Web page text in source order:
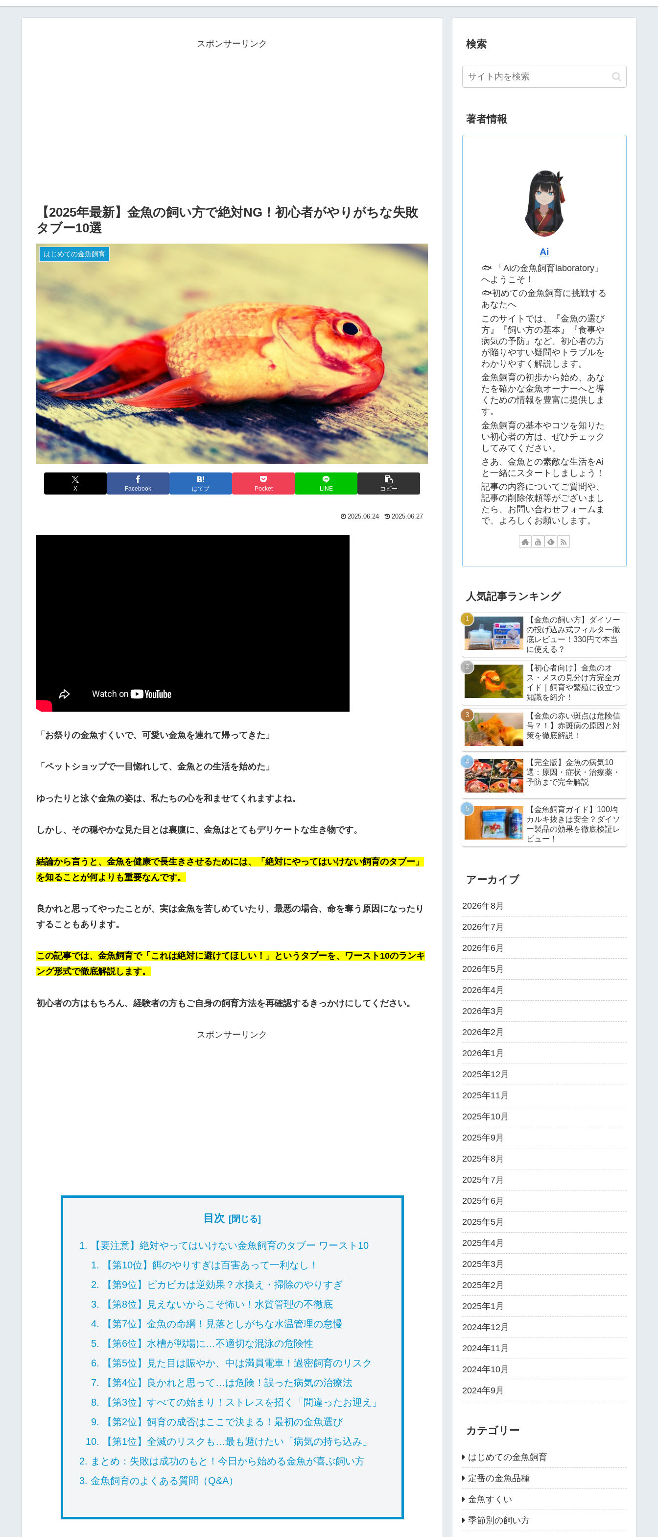
スポンサーリンク
【2025年最新】金魚の飼い方で絶対NG！初心者がやりがちな失敗
タブー10選
はじめての金魚飼育
X Facebook はてブ Pocket LINE コピー
2025.06.24 2025.06.27
「お祭りの金魚すくいで、可愛い金魚を連れて帰ってきた」
「ペットショップで一目惚れして、金魚との生活を始めた」
ゆったりと泳ぐ金魚の姿は、私たちの心を和ませてくれますよね。
しかし、その穏やかな見た目とは裏腹に、金魚はとてもデリケートな生き物です。
結論から言うと、金魚を健康で長生きさせるためには、「絶対にやってはいけない飼育のタブー」
を知ることが何よりも重要なんです。
良かれと思ってやったことが、実は金魚を苦しめていたり、最悪の場合、命を奪う原因になったり
することもあります。
この記事では、金魚飼育で「これは絶対に避けてほしい！」というタブーを、ワースト10のランキ
ング形式で徹底解説します。
初心者の方はもちろん、経験者の方もご自身の飼育方法を再確認するきっかけにしてください。
スポンサーリンク
目次
【要注意】絶対やってはいけない金魚飼育のタブー ワースト10
【第10位】餌のやりすぎは百害あって一利なし！
【第9位】ピカピカは逆効果？水換え・掃除のやりすぎ
【第8位】見えないからこそ怖い！水質管理の不徹底
【第7位】金魚の命綱！見落としがちな水温管理の怠慢
【第6位】水槽が戦場に…不適切な混泳の危険性
【第5位】見た目は賑やか、中は満員電車！過密飼育のリスク
【第4位】良かれと思って…は危険！誤った病気の治療法
【第3位】すべての始まり！ストレスを招く「間違ったお迎え」
【第2位】飼育の成否はここで決まる！最初の金魚選び
【第1位】全滅のリスクも…最も避けたい「病気の持ち込み」
まとめ：失敗は成功のもと！今日から始める金魚が喜ぶ飼い方
金魚飼育のよくある質問（Q&A）
検索
著者情報
Ai
🐟 「Aiの金魚飼育laboratory」
へようこそ！
🐟初めての金魚飼育に挑戦する
あなたへ
このサイトでは、『金魚の選び
方』『飼い方の基本』『食事や
病気の予防』など、初心者の方
が陥りやすい疑問やトラブルを
わかりやすく解説します。
金魚飼育の初歩から始め、あな
たを確かな金魚オーナーへと導
くための情報を豊富に提供しま
す。
金魚飼育の基本やコツを知りた
い初心者の方は、ぜひチェック
してみてください。
さあ、金魚との素敵な生活をAi
と一緒にスタートしましょう！
記事の内容についてご質問や、
記事の削除依頼等がございまし
たら、お問い合わせフォームま
で、よろしくお願いします。
人気記事ランキング
【金魚の飼い方】ダイソー
の投げ込み式フィルター徹
底レビュー！330円で本当
に使える？
【初心者向け】金魚のオ
ス・メスの見分け方完全ガ
イド｜飼育や繁殖に役立つ
知識を紹介！
【金魚の赤い斑点は危険信
号？！】赤斑病の原因と対
策を徹底解説！
【完全版】金魚の病気10
選：原因・症状・治療薬・
予防まで完全解説
【金魚飼育ガイド】100均
カルキ抜きは安全？ダイソ
ー製品の効果を徹底検証レ
ビュー！
アーカイブ
2026年8月
2026年7月
2026年6月
2026年5月
2026年4月
2026年3月
2026年2月
2026年1月
2025年12月
2025年11月
2025年10月
2025年9月
2025年8月
2025年7月
2025年6月
2025年5月
2025年4月
2025年3月
2025年2月
2025年1月
2024年12月
2024年11月
2024年10月
2024年9月
カテゴリー
はじめての金魚飼育
定番の金魚品種
金魚すくい
季節別の飼い方